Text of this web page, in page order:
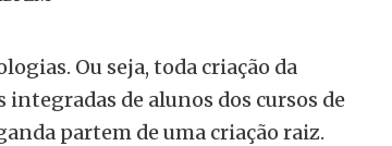
Ou seja, toda criação da
de alunos dos cursos de
partem de uma criação raiz.